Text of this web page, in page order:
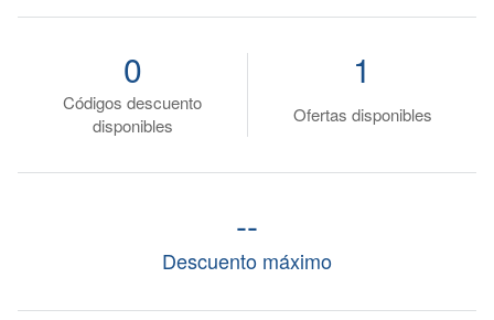
Códigos descuento
disponibles
0
Ofertas disponibles
1
Descuento máximo
--